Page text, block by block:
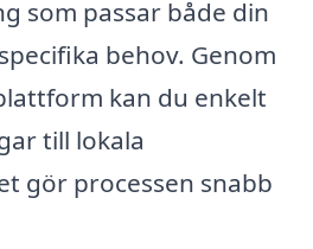
som passar både din
behov. Genom
kan du enkelt
till lokala
gör processen snabb